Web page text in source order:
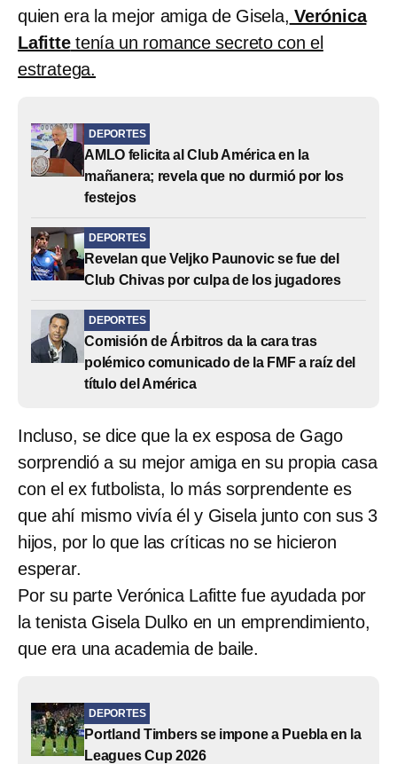
quien era la mejor amiga de Gisela, Verónica
Lafittetenía un romance secreto con el
estratega.
DEPORTES
AMLO felicita al Club América en la
mañanera; revela que no durmió por los
festejos
DEPORTES
Revelan que Veljko Paunovic se fue del
Club Chivas por culpa de los jugadores
DEPORTES
Comisión de Árbitros da la cara tras
polémico comunicado de la FMF a raíz del
título del América
Incluso, se dice que la ex esposa de Gago
sorprendió a su mejor amiga en su propia casa
con el ex futbolista, lo más sorprendente es
que ahí mismo vivía él y Gisela junto con sus 3
hijos, por lo que las críticas no se hicieron
esperar.
Por su parte Verónica Lafitte fue ayudada por
la tenista Gisela Dulko en un emprendimiento,
que era una academia de baile.
DEPORTES
Portland Timbers se impone a Puebla en la
Leagues Cup 2026